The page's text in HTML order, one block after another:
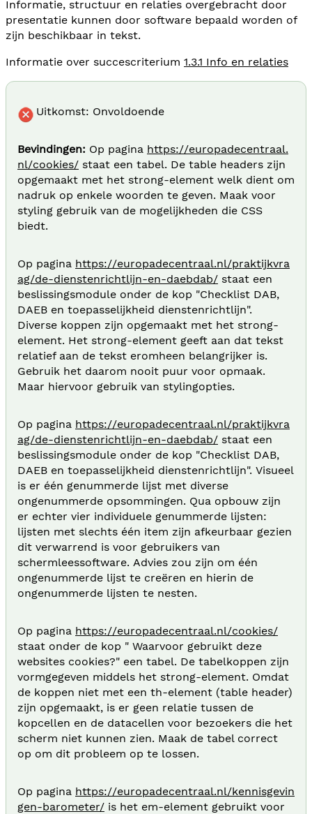
Informatie, structuur en relaties overgebracht door
presentatie kunnen door software bepaald worden of
zijn beschikbaar in tekst.
Informatie over succescriterium 1.3.1 Info en relaties
Uitkomst: Onvoldoende
Bevindingen: Op pagina https://europadecentraal.
nl/cookies/ staat een tabel. De table headers zijn
opgemaakt met het strong-element welk dient om
nadruk op enkele woorden te geven. Maak voor
styling gebruik van de mogelijkheden die CSS
biedt.
Op pagina https://europadecentraal.nl/praktijkvra
ag/de-dienstenrichtlijn-en-daebdab/ staat een
beslissingsmodule onder de kop "Checklist DAB,
DAEB en toepasselijkheid dienstenrichtlijn".
Diverse koppen zijn opgemaakt met het strong-
element. Het strong-element geeft aan dat tekst
relatief aan de tekst eromheen belangrijker is.
Gebruik het daarom nooit puur voor opmaak.
Maar hiervoor gebruik van stylingopties.
Op pagina https://europadecentraal.nl/praktijkvra
ag/de-dienstenrichtlijn-en-daebdab/ staat een
beslissingsmodule onder de kop "Checklist DAB,
DAEB en toepasselijkheid dienstenrichtlijn". Visueel
is er één genummerde lijst met diverse
ongenummerde opsommingen. Qua opbouw zijn
er echter vier individuele genummerde lijsten:
lijsten met slechts één item zijn afkeurbaar gezien
dit verwarrend is voor gebruikers van
schermleessoftware. Advies zou zijn om één
ongenummerde lijst te creëren en hierin de
ongenummerde lijsten te nesten.
Op pagina https://europadecentraal.nl/cookies/
staat onder de kop " Waarvoor gebruikt deze
websites cookies?" een tabel. De tabelkoppen zijn
vormgegeven middels het strong-element. Omdat
de koppen niet met een th-element (table header)
zijn opgemaakt, is er geen relatie tussen de
kopcellen en de datacellen voor bezoekers die het
scherm niet kunnen zien. Maak de tabel correct
op om dit probleem op te lossen.
Op pagina https://europadecentraal.nl/kennisgevin
gen-barometer/ is het em-element gebruikt voor